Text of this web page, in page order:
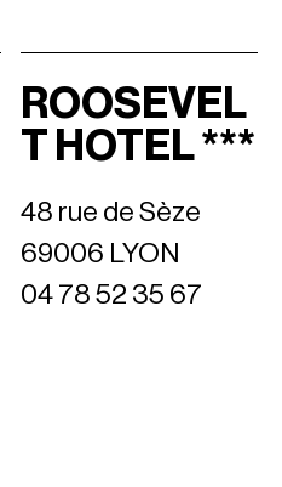
ROOSEVEL
T HOTEL ***
48 rue de Sèze
69006 LYON
04 78 52 35 67